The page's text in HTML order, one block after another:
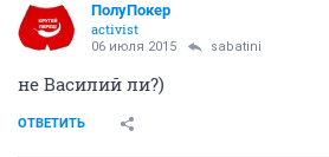
ПолуПокер
activist
06 июля 2015 sabatini
не Василий ли?)
ОТВЕТИТЬ